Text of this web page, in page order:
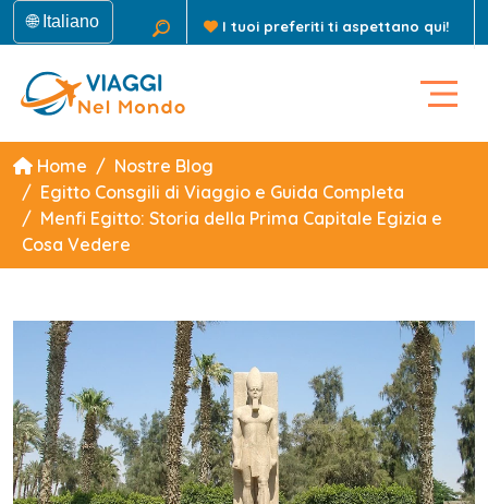
🌐 Italiano I tuoi preferiti ti aspettano qui!
Home
Nostre Blog
Egitto Consgili di Viaggio e Guida Completa
Menfi Egitto: Storia della Prima Capitale Egizia e
Cosa Vedere